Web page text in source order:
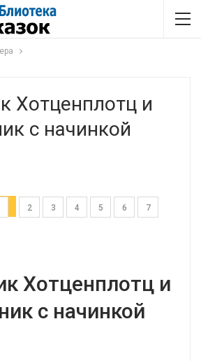
Хотценплотц и
с начинкой
2 3 4 5 6 7
Хотценплотц и
с начинкой